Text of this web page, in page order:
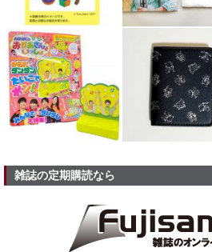
雑誌の定期購読なら